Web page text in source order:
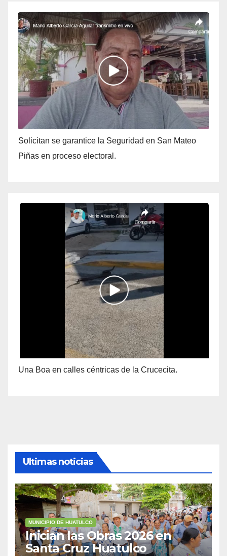
Solicitan se garantice la Seguridad en San Mateo
Piñas en proceso electoral.
Una Boa en calles céntricas de la Crucecita.
Ultimas noticias
MUNICIPIO DE HUATULCO
Inician las Obras 2026 en
Santa Cruz Huatulco